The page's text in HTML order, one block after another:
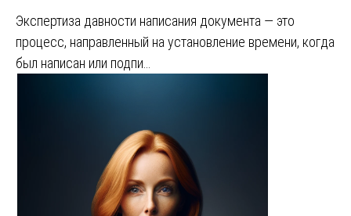
Экспертиза давности написания документа — это
процесс, направленный на установление времени, когда
был написан или подпи…